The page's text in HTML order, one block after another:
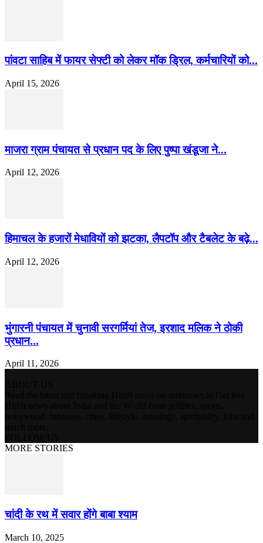
पांवटा साहिब में फायर सेफ्टी को लेकर मॉक ड्रिल, कर्मचारियों को...
April 15, 2026
माजरा ग्राम पंचायत से प्रधान पद के लिए पुष्पा खंडूजा ने...
April 12, 2026
हिमाचल के हजारों मेधावियों को झटका, लैपटॉप और टैबलेट के बढ़े...
April 12, 2026
भुंगारनी पंचायत में चुनावी सरगर्मियां तेज, इरशाद मलिक ने ठोकी
प्रधान...
April 11, 2026
MORE STORIES
चांदी के रथ में सवार होंगे बाबा श्याम
March 10, 2025